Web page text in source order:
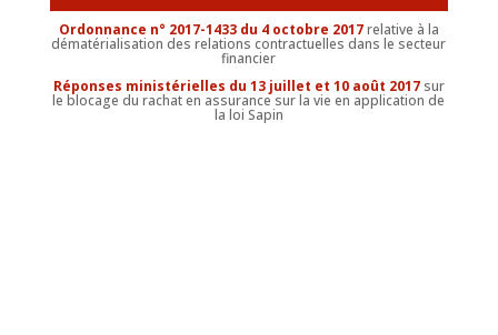
Ordonnance n° 2017-1433 du 4 octobre 2017relative à la
dématérialisation des relations contractuelles dans le secteur
financier
Réponses ministérielles du 13 juillet et 10 août 2017 sur
le blocage du rachat en assurance sur la vie en application de
la loi Sapin